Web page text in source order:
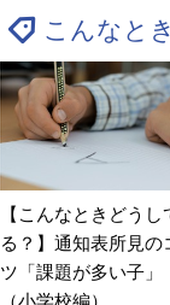
こんなと
【こんなときどうし
る？】通知表所見の
ツ「課題が多い子」
（小学校編）